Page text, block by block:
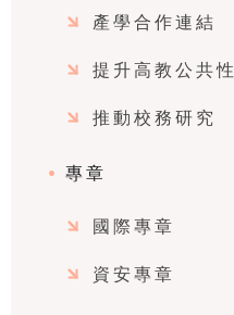
產學合作連結
提升高教公共性
推動校務研究
專章
國際專章
資安專章